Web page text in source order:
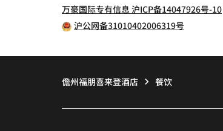
万豪国际专有信息 沪ICP备14047926号-10
沪公网备31010402006319号
儋州福朋喜来登酒店 餐饮